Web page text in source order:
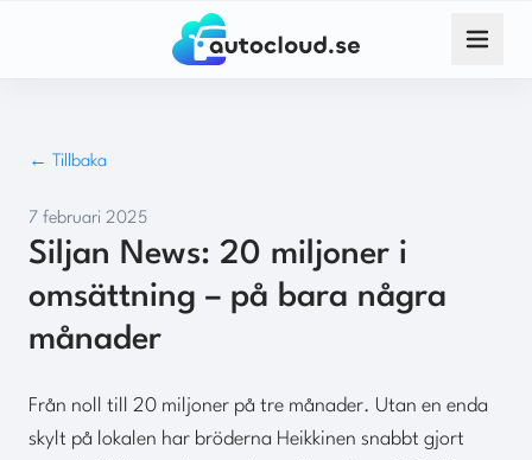
← Tillbaka
7 februari 2025
Siljan News: 20 miljoner i
omsättning – på bara några
månader
Från noll till 20 miljoner på tre månader. Utan en enda
skylt på lokalen har bröderna Heikkinen snabbt gjort